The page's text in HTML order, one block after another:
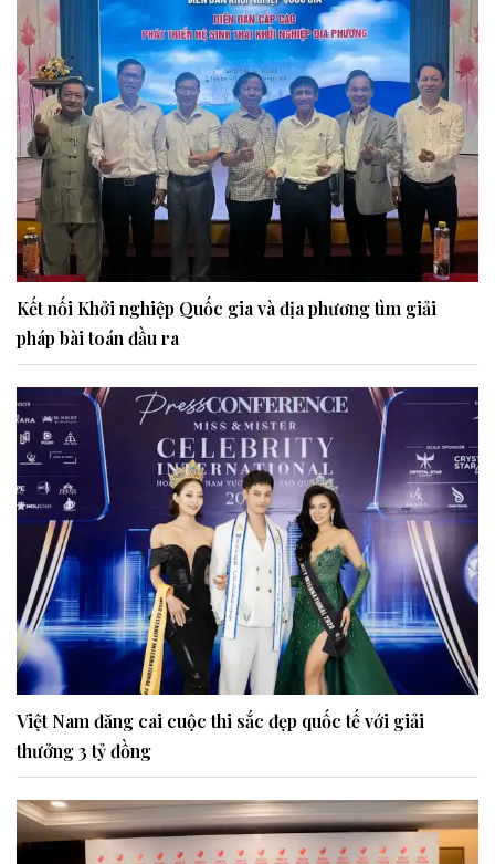
Kết nối Khởi nghiệp Quốc gia và địa phương tìm giải
pháp bài toán đầu ra
Việt Nam đăng cai cuộc thi sắc đẹp quốc tế với giải
thưởng 3 tỷ đồng